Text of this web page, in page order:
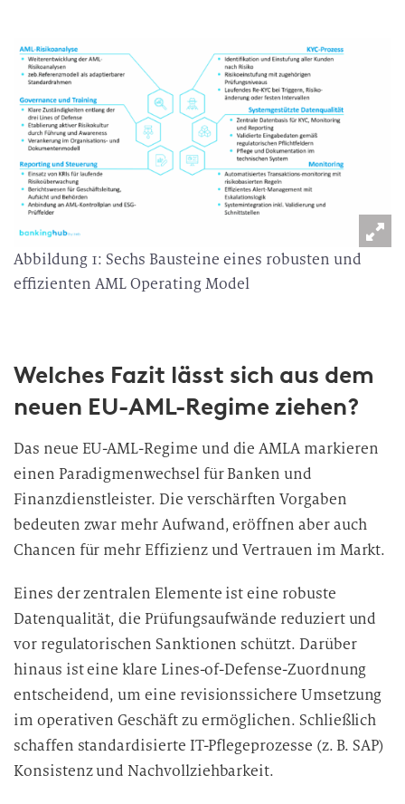
Abbildung 1: Sechs Bausteine eines robusten und
effizienten AML Operating Model
Welches Fazit lässt sich aus dem
neuen EU-AML-Regime ziehen?
Das neue EU-AML-Regime und die AMLA markieren
einen Paradigmenwechsel für Banken und
Finanzdienstleister. Die verschärften Vorgaben
bedeuten zwar mehr Aufwand, eröffnen aber auch
Chancen für mehr Effizienz und Vertrauen im Markt.
Eines der zentralen Elemente ist eine robuste
Datenqualität, die Prüfungsaufwände reduziert und
vor regulatorischen Sanktionen schützt. Darüber
hinaus ist eine klare Lines-of-Defense-Zuordnung
entscheidend, um eine revisionssichere Umsetzung
im operativen Geschäft zu ermöglichen. Schließlich
schaffen standardisierte IT-Pflegeprozesse (z. B. SAP)
Konsistenz und Nachvollziehbarkeit.